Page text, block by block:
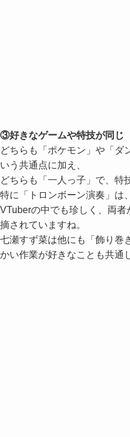
③好きなゲームや特技が同じ
どちらも「ポケモン」や「ダ
いう共通点に加え、
どちらも「一人っ子」で、特
特に「トロンボーン演奏」は、
VTuberの中でも珍しく、両
摘されていますね。
七瀬すず菜は他にも「飾り巻
かい作業が好きなことも共通